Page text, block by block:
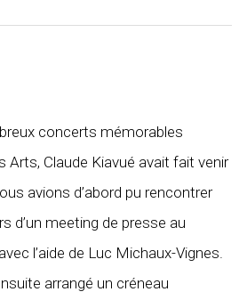
concerts mémorables
Arts, Claude Kiavué avait fait venir
avions d’abord pu rencontrer
d’un meeting de presse au
l’aide de Luc Michaux-Vignes.
arrangé un créneau